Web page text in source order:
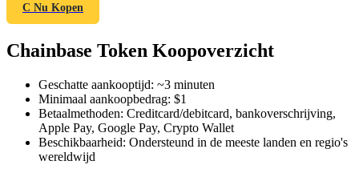
COIN-M-futures
TradFi
Derivaten voor aandelen, forex, edelmetalen en grondstoffen
C Nu Kopen
Chainbase Token Koopoverzicht
Geschatte aankooptijd: ~3 minuten
Minimaal aankoopbedrag: $1
Betaalmethoden: Creditcard/debitcard, bankoverschrijving,
Apple Pay, Google Pay, Crypto Wallet
Beschikbaarheid: Ondersteund in de meeste landen en regio's
wereldwijd